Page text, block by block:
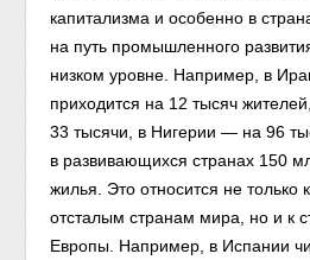
капитализма и особенно в
на путь промышленного
низком уровне. Например, в
приходится на 12 тысяч
33 тысячи, в Нигерии — на 96
в развивающихся странах 150
жилья. Это относится не только
отсталым странам мира, но и к
Европы. Например, в Испании